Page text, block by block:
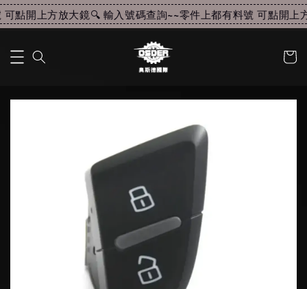
點開上方放大鏡🔍 輸入號碼查詢~~零件上都有料號 可點開上